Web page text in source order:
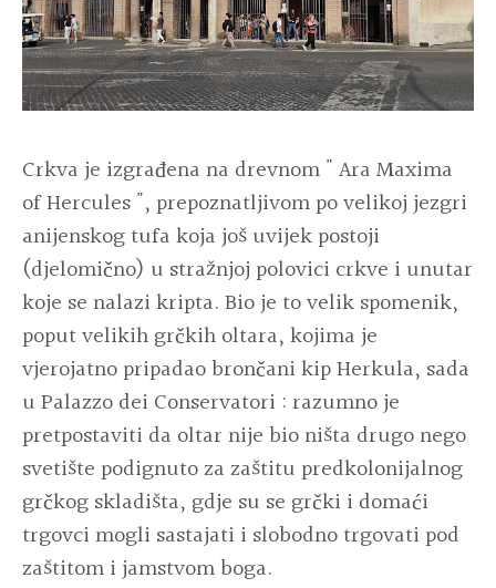
Crkva je izgrađena na drevnom " Ara Maxima
of Hercules ", prepoznatljivom po velikoj jezgri
anijenskog tufa koja još uvijek postoji
(djelomično) u stražnjoj polovici crkve i unutar
koje se nalazi kripta. Bio je to velik spomenik,
poput velikih grčkih oltara, kojima je
vjerojatno pripadao brončani kip Herkula, sada
u Palazzo dei Conservatori : razumno je
pretpostaviti da oltar nije bio ništa drugo nego
svetište podignuto za zaštitu predkolonijalnog
grčkog skladišta, gdje su se grčki i domaći
trgovci mogli sastajati i slobodno trgovati pod
zaštitom i jamstvom boga.